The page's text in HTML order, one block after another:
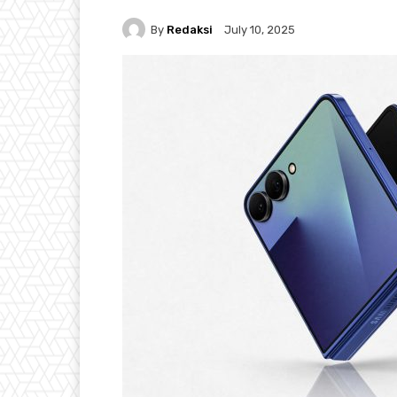
By Redaksi July 10, 2025